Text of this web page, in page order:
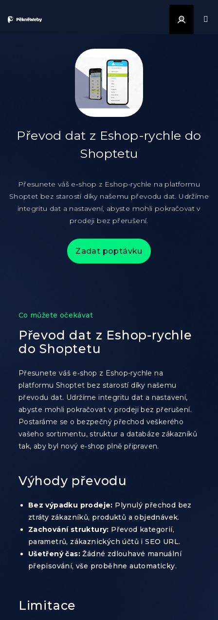
Přesunete váš e‑shop z Eshop-rychle na platformu
Shoptet bez starostí díky našemu převodu dat. Udržíme
integritu dat a nastavení, abyste mohli pokračovat v
prodeji bez přerušení.
Zadat poptávku
Převod dat z Eshop-rychle do
Shoptetu
Co můžete očekávat
Převod dat z Eshop-rychle
do Shoptetu
Přesunete váš e‑shop z Eshop-rychle na
platformu Shoptet bez starostí díky našemu
převodu dat. Udržíme integritu dat a nastavení,
abyste mohli pokračovat v prodeji bez přerušení.
Postaráme se o bezpečný přechod veškerého
vašeho sortimentu, struktur a databáze zákazníků
tak, aby byl nový e‑shop plně připraven.
Výhody převodu
Bez výpadku prodeje: Plynulý přechod bez
ztráty zákazníků, produktů a objednávek.
Zachování struktury: Převod kategorií,
parametrů, zákaznických účtů i SEO URL.
Ušetřený čas:Žádné zdlouhavé manuální
přepisování, vše proběhne automaticky.
Limitace